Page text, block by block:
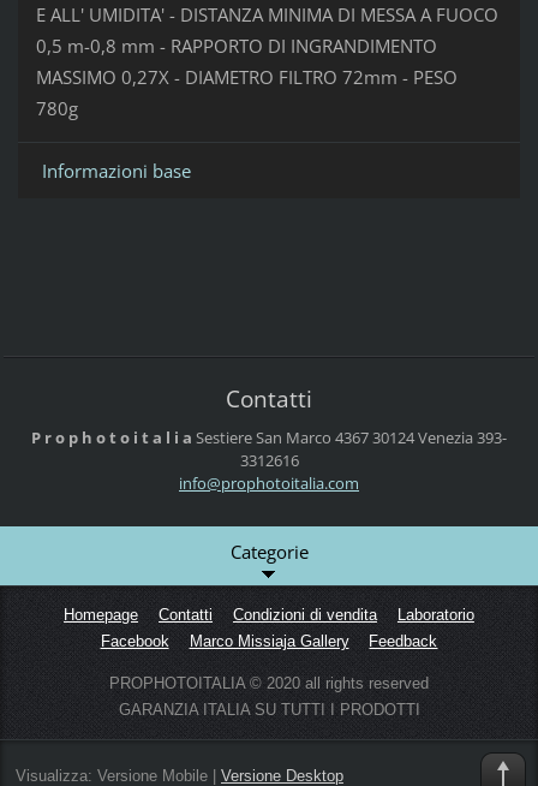
E ALL' UMIDITA' - DISTANZA MINIMA DI MESSA A FUOCO
0,5 m-0,8 mm - RAPPORTO DI INGRANDIMENTO
MASSIMO 0,27X - DIAMETRO FILTRO 72mm - PESO
780g
Informazioni base
Contatti
P r o p h o t o i t a l i a Sestiere San Marco 436730124 Venezia 393-
3312616
info@prophotoitalia.com
Categorie
Homepage Contatti Condizioni di vendita
Laboratorio
Facebook
Marco Missiaja Gallery Feedback
PROPHOTOITALIA © 2020 all rights reserved
GARANZIA ITALIA SU TUTTI I PRODOTTI
Visualizza: Versione Mobile| Versione Desktop